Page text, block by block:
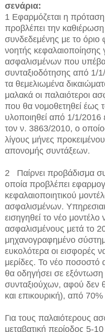
σενάρια:
1 Εφαρμόζεται η
προβλέπει την
συνδεδεμένης με το όριο
νοητής κεφαλαιοποίησης
ασφαλισμένων που
συνταξιοδότησης από 1/
τα θεμελιωμένα
μαλακά οι παλαιότεροι
που θα νομοθετηθεί έως
υλοποιηθεί από 1/1/2016
τον ν. 3863/2010, ο
λίγους μήνες
απονομής συντάξεων.
2 Παίρνει προβάδισμα
οποία προβλέπει
κεφαλαιοποιητικού
ασφαλισμένων.
εισηγηθεί το νέο μοντέλο
ασφαλισμένους μετά το
μηχανογραφημένο
ευκολότερα οι εισφορές
μερίδες. Το νέο
θα οδηγήσει σε εξόντωση
συνταξιούχων, αφού δεν
και επικουρική), από
Για τους παλαιότερους
μεταβατική περίοδος 5-